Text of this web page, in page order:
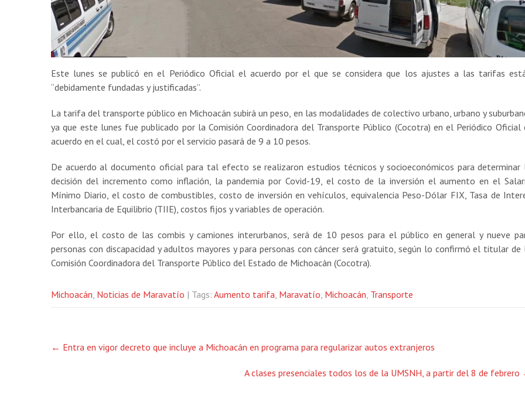
Este lunes se publicó en el Periódico Oficial el acuerdo por el que se considera que los ajustes a las tarifas
“debidamente fundadas y justificadas”.
La tarifa del transporte público en Michoacán subirá un peso, en las modalidades de colectivo urbano, urbano y
ya que este lunes fue publicado por la Comisión Coordinadora del Transporte Público (Cocotra) en el Periódico Oficial
acuerdo en el cual, el costó por el servicio pasará de 9 a 10 pesos.
De acuerdo al documento oficial para tal efecto se realizaron estudios técnicos y socioeconómicos para determinar
decisión del incremento como inflación, la pandemia por Covid-19, el costo de la inversión el aumento en el
Mínimo Diario, el costo de combustibles, costo de inversión en vehículos, equivalencia Peso-Dólar FIX, Tasa de
Interbancaria de Equilibrio (TIIE), costos fijos y variables de operación.
Por ello, el costo de las combis y camiones interurbanos, será de 10 pesos para el público en general y nueve
personas con discapacidad y adultos mayores y para personas con cáncer será gratuito, según lo confirmó el titular de
Comisión Coordinadora del Transporte Público del Estado de Michoacán (Cocotra).
Michoacán, Noticias de Maravatío | Tags: Aumento tarifa, Maravatío, Michoacán, Transporte
navigation
← Entra en vigor decreto que incluye a Michoacán en programa para regularizar autos extranjeros
A clases presenciales todos los de la UMSNH, a partir del 8 de febrero